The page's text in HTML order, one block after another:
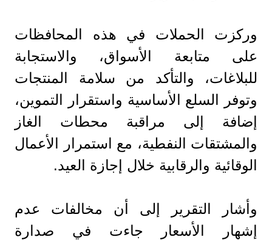
وركزت الحملات في هذه المحافظات
على متابعة الأسواق، والاستجابة
للبلاغات، والتأكد من سلامة المنتجات
وتوفر السلع الأساسية واستقرار التموين،
إضافة إلى مراقبة محطات الغاز
والمشتقات النفطية، مع استمرار الأعمال
الوقائية والرقابية خلال إجازة العيد.
وأشار التقرير إلى أن مخالفات عدم
إشهار الأسعار جاءت في صدارة